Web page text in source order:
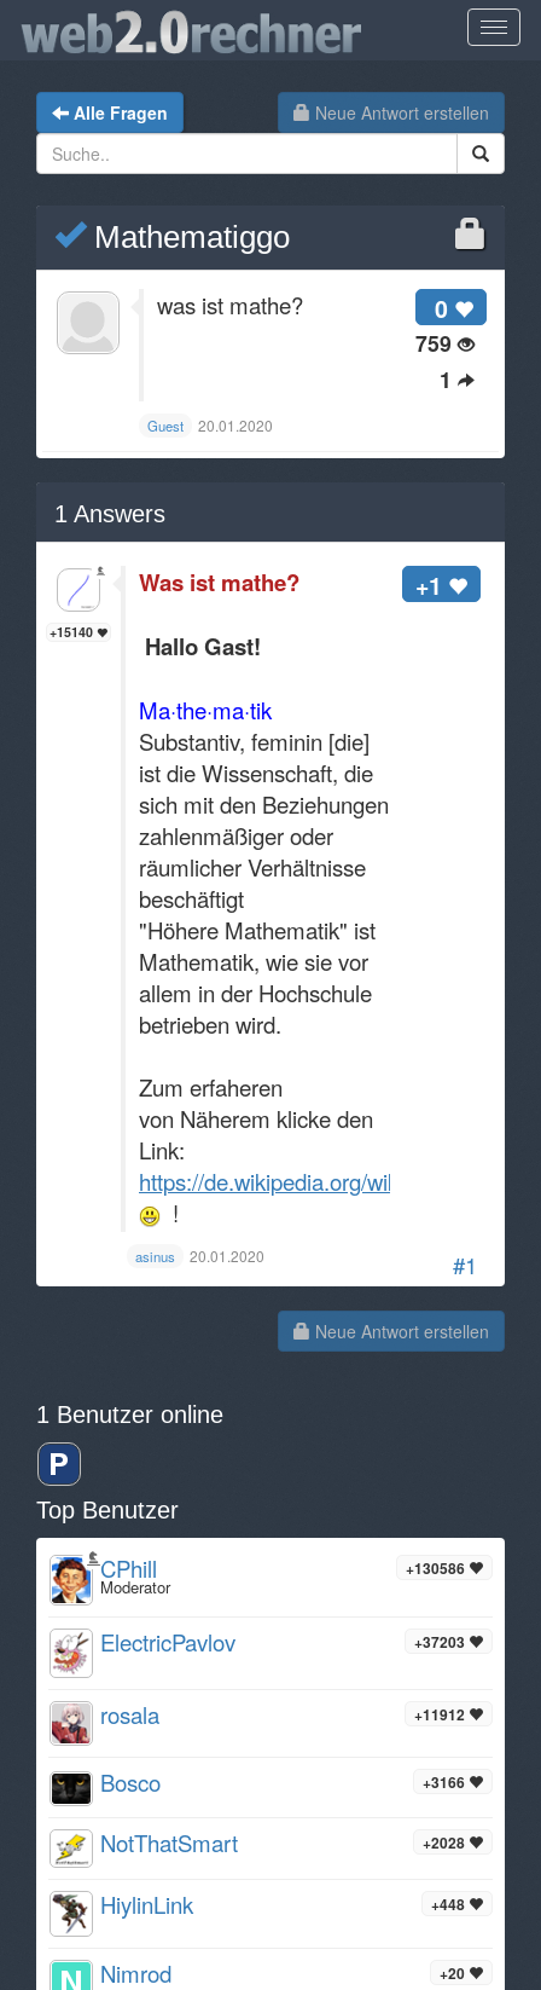
Neue Antwort erstellen
Alle Fragen
Mathematiggo
0
759
1
was ist mathe?
Guest 20.01.2020
1 Answers
#1
+15140
+1
Was ist mathe?
Hallo Gast!
Ma·the·ma·tik
Substantiv, feminin [die]
ist die Wissenschaft, die
sich mit den Beziehungen
zahlenmäßiger oder
räumlicher Verhältnisse
beschäftigt
"Höhere Mathematik" ist
Mathematik, wie sie vor
allem in der Hochschule
betrieben wird.
Zum erfaheren
von Näherem klicke den
Link:
https://de.wikipedia.org/wiki/Mathematik
!
asinus 20.01.2020
Neue Antwort erstellen
1 Benutzer online
Top Benutzer
+130586
CPhill
Moderator
+37203
ElectricPavlov
+11912
rosala
+3166
Bosco
+2028
NotThatSmart
+448
HiylinLink
+20
Nimrod